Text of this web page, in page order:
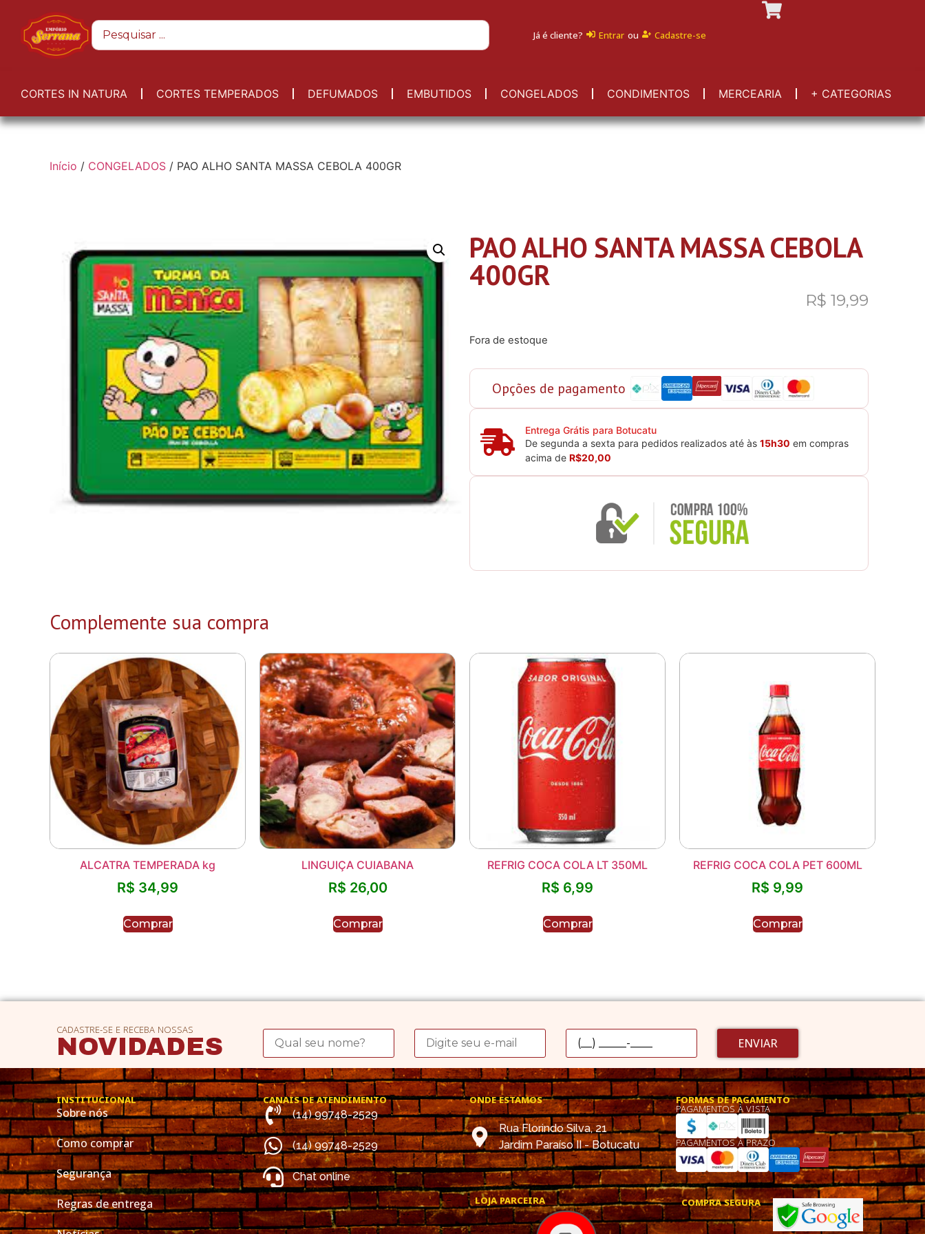
Já é cliente? Entrar ou Cadastre-se
CORTES IN NATURA CORTES TEMPERADOS DEFUMADOS EMBUTIDOS CONGELADOS CONDIMENTOS MERCEARIA + CATEGORIAS
Início / CONGELADOS / PAO ALHO SANTA MASSA CEBOLA 400GR
PAO ALHO SANTA MASSA CEBOLA
400GR
R$ 19,99
Fora de estoque
Opções de pagamento
Entrega Grátis para Botucatu
De segunda a sexta para pedidos realizados até às 15h30 em compras
acima de R$20,00
Complemente sua compra
ALCATRA TEMPERADA kg
R$ 34,99
Comprar
LINGUIÇA CUIABANA
R$ 26,00
Comprar
REFRIG COCA COLA LT 350ML
R$ 6,99
Comprar
REFRIG COCA COLA PET 600ML
R$ 9,99
Comprar
CADASTRE-SE E RECEBA NOSSAS
NOVIDADES ENVIAR
INSTITUCIONAL
Sobre nós
Como comprar
Segurança
Regras de entrega
CANAIS DE ATENDIMENTO
(14) 99748-2529
(14) 99748-2529
Chat online
ONDE ESTAMOS
Rua Florindo Silva, 21
Jardim Paraíso II - Botucatu
LOJA PARCEIRA
FORMAS DE PAGAMENTO
PAGAMENTOS À VISTA
PAGAMENTOS À PRAZO
COMPRA SEGURA